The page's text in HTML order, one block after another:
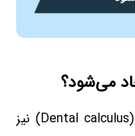
می‌شود؟
جرم دندان، که به آن کلکولوس دندانی (Dental calculus) نیز